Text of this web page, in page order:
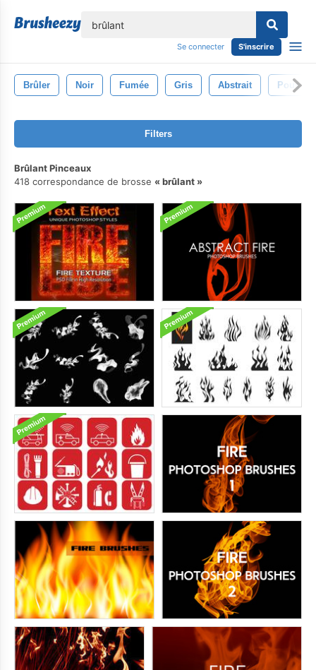
Se connecter S'inscrire
Brûler Noir Fumée Gris Abstrait
Filters
Brûlant Pinceaux
418 correspondance de brosse
brûlant